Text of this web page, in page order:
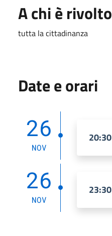
A chi è rivolto
tutta la cittadinanza
Date e orari
26
NOV
26
NOV